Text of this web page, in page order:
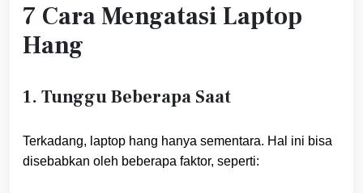
7 Cara Mengatasi Laptop
Hang
1. Tunggu Beberapa Saat
Terkadang, laptop hang hanya sementara. Hal ini bisa
disebabkan oleh beberapa faktor, seperti: